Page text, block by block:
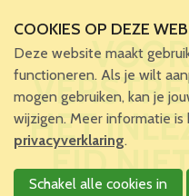
HET
EID
COOKIES OP DEZE
Deze website maakt
functioneren. Als je wilt
mogen gebruiken, kan je
wijzigen. Meer informatie is
privacyverklaring.
Schakel alle cookies in